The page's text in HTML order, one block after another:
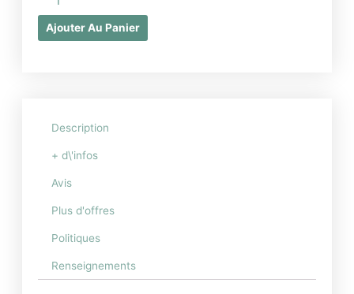
bâtiments
et
jardins
Ajouter Au Panier
Description
+ d\'infos
Avis
Plus d'offres
Politiques
Renseignements